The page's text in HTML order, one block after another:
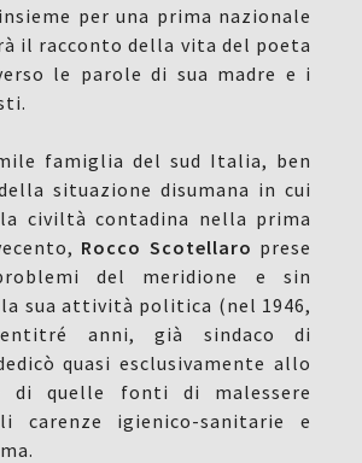
per una prima nazionale
il racconto della vita del poeta
le parole di sua madre e i
famiglia del sud Italia, ben
situazione disumana in cui
la civiltà contadina nella prima
Rocco Scotellaro prese
del meridione e sin
sua attività politica (nel 1946,
anni, già sindaco di
quasi esclusivamente allo
di quelle fonti di malessere
carenze igienico-sanitarie e